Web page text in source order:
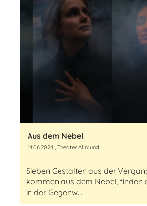
Aus dem Nebel
14.06.2024 , Theater Allround
Sieben Gestalten aus der
kommen aus dem Nebel, finden
in der Gegenw...